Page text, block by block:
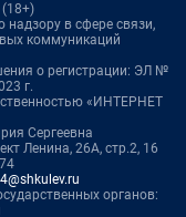
(18+)
в сфере связи,
коммуникаций
о регистрации: ЭЛ №
г.
«ИНТЕРНЕТ
Сергеевна
Ленина, 26А, стр.2, 16
органов: